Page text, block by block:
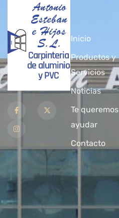
Antonio
Esteban
e Hijos
S.L.
Carpinteria
de aluminio
y PVC
Inicio
Productos y
Servicios
Noticias
Te queremos
ayudar
Contacto